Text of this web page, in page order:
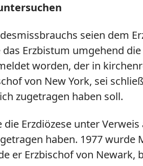
seien dem
Erzbistum umgehend
worden, der in
von New York, sei
zugetragen haben soll.
die Erzdiözese unter
haben. 1977
er Erzbischof von